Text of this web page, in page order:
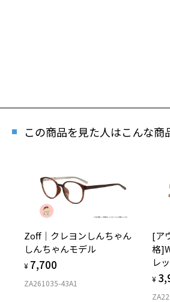
この商品を見た人はこんな商
Zoff｜クレヨンしんちゃん
しんちゃんモデル
¥ 7,700
ZA261035-43A1
[ア
格
レ
¥